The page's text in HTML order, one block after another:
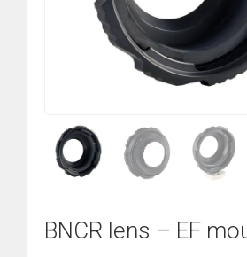
BNCR lens – EF